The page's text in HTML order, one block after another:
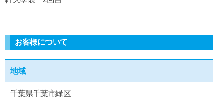
お客様について
地域
千葉県千葉市緑区